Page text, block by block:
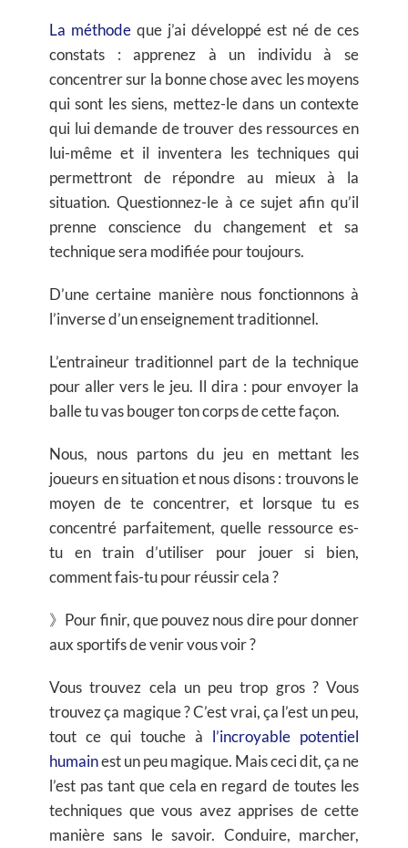
La méthode que j’ai développé est né de ces
constats : apprenez à un individu à se
concentrer sur la bonne chose avec les moyens
qui sont les siens, mettez-le dans un contexte
qui lui demande de trouver des ressources en
lui-même et il inventera les techniques qui
permettront de répondre au mieux à la
situation. Questionnez-le à ce sujet afin qu’il
prenne conscience du changement et sa
technique sera modifiée pour toujours.
D’une certaine manière nous fonctionnons à
l’inverse d’un enseignement traditionnel.
L’entraineur traditionnel part de la technique
pour aller vers le jeu. Il dira : pour envoyer la
balle tu vas bouger ton corps de cette façon.
Nous, nous partons du jeu en mettant les
joueurs en situation et nous disons : trouvons le
moyen de te concentrer, et lorsque tu es
concentré parfaitement, quelle ressource es-
tu en train d’utiliser pour jouer si bien,
comment fais-tu pour réussir cela ?
》Pour finir, que pouvez nous dire pour donner
aux sportifs de venir vous voir ?
Vous trouvez cela un peu trop gros ? Vous
trouvez ça magique ? C’est vrai, ça l’est un peu,
tout ce qui touche à l’incroyable potentiel
humainest un peu magique. Mais ceci dit, ça ne
l’est pas tant que cela en regard de toutes les
techniques que vous avez apprises de cette
manière sans le savoir. Conduire, marcher,